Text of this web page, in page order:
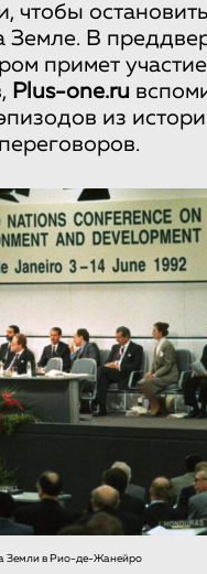
чтобы
Земле. В
примет
Plus-one.ru
из
Земли в Рио-де-Жанейро